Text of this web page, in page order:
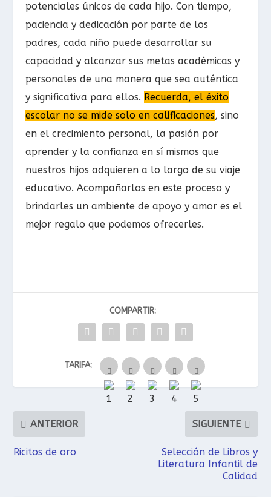
potenciales únicos de cada hijo. Con tiempo,
paciencia y dedicación por parte de los
padres, cada niño puede desarrollar su
capacidad y alcanzar sus metas académicas y
personales de una manera que sea auténtica
y significativa para ellos. Recuerda, el éxito
escolar no se mide solo en calificaciones, sino
en el crecimiento personal, la pasión por
aprender y la confianza en sí mismos que
nuestros hijos adquieren a lo largo de su viaje
educativo. Acompañarlos en este proceso y
brindarles un ambiente de apoyo y amor es el
mejor regalo que podemos ofrecerles.
COMPARTIR:
TARIFA:
ANTERIOR
Ricitos de oro
SIGUIENTE
Selección de Libros y
Literatura Infantil de
Calidad